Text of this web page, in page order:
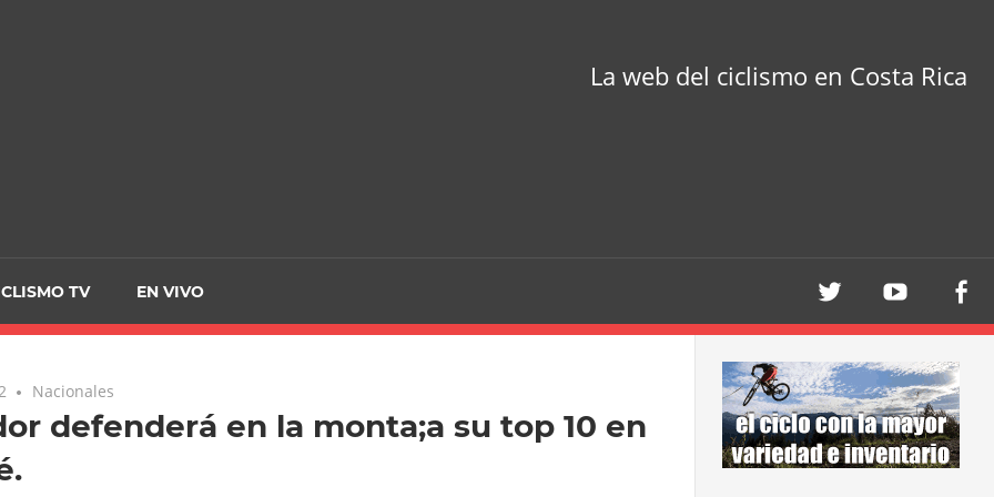
La web del ciclismo en Costa Rica
TV EN VIVO
Nacionales
defenderá en la monta;a su top 10 en